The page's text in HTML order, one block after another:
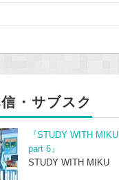
・サブスク
『STUDY WITH MIKU
part 6』
STUDY WITH MIKU